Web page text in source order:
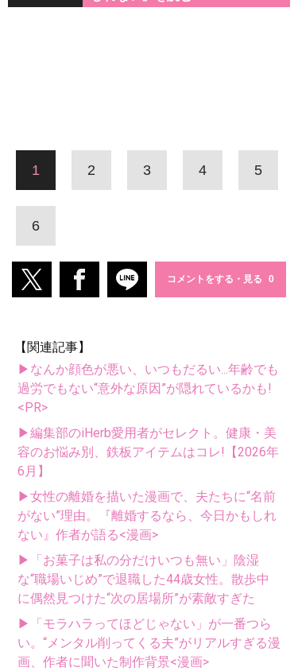
1 2 3 4 5
6
コメントをする・見る
【関連記事】
▶なんか顔色が悪い、いつもだるい...年齢でも
過労でもない“意外な原因”が隠れているかも!
<PR>
▶編集部のiHerb愛用者がセレクト。健康・美
容のお悩み別、鉄板アイテムはコレ!【2026年
6月】
▶女性の離婚を描いた漫画で、夫たちに“名前
がない”理由。『離婚するなら、今日かもしれ
ない』作者が語る<漫画>
▶「お菓子は私の分だけいつも無い」陰湿
な“職場いじめ”で退職した44歳女性。散歩中
に偶然見つけた“次の居場所”が素敵すぎた
▶「モラハラってほどじゃない」が一番つら
い。“メンタル削ってくる夫”がリアルすぎる漫
画、作者に聞いた制作背景<漫画>